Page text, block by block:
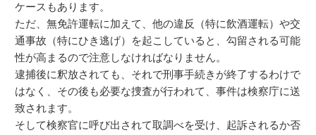
ケースもあります。
ただ、無免許運転に加えて、他の違反（特に飲酒運転）や交
通事故（特にひき逃げ）を起こしていると、勾留される可能
性が高まるので注意しなければなりません。
逮捕後に釈放されても、それで刑事手続きが終了するわけで
はなく、その後も必要な捜査が行われて、事件は検察庁に送
致されます。
そして検察官に呼び出されて取調べを受け、起訴されるか否